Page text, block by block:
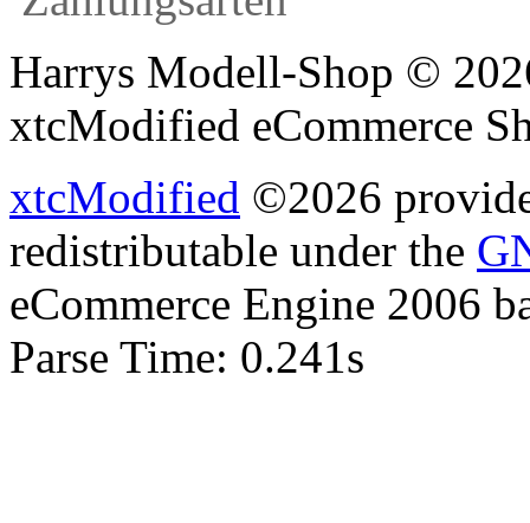
Harrys Modell-Shop ©
xtcModified eCommerce
xtcModified ©2026
redistributable under the
eCommerce Engine 2006
Parse Time: 0.241s